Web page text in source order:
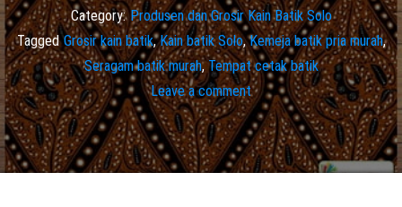
Category: Produsen dan Grosir Kain Batik Solo
Tagged Grosir kain batik,Kain batik Solo,Kemeja batik pria murah,
Seragam batik murah,Tempat cetak batik
Leave a comment